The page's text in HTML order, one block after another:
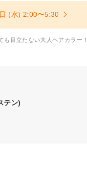
(水) 2:00〜5:30
も目立たない大人ヘアカラー
テン)